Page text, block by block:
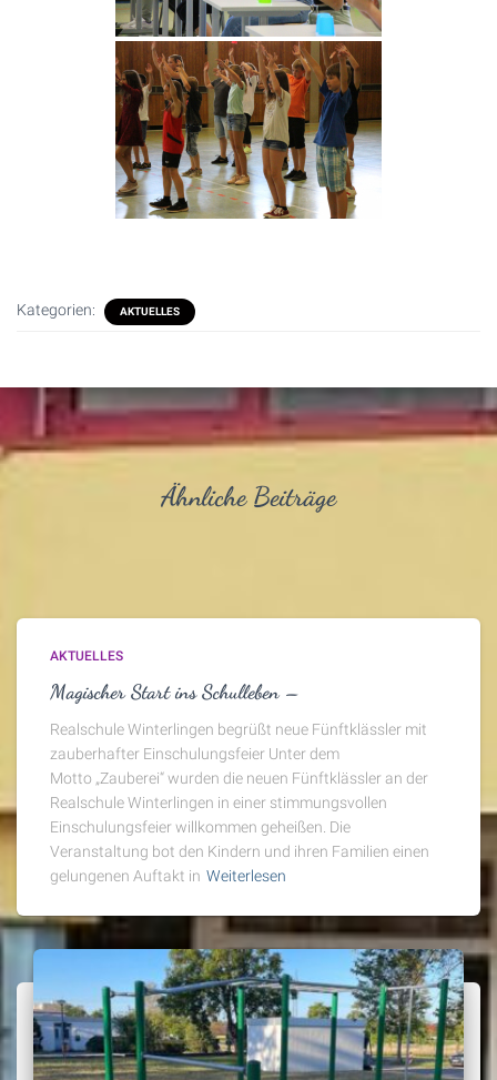
Kategorien: AKTUELLES
Ähnliche Beiträge
AKTUELLES
Magischer Start ins Schulleben –
Realschule Winterlingen begrüßt neue Fünftklässler mit
zauberhafter Einschulungsfeier Unter dem
Motto „Zauberei“ wurden die neuen Fünftklässler an der
Realschule Winterlingen in einer stimmungsvollen
Einschulungsfeier willkommen geheißen. Die
Veranstaltung bot den Kindern und ihren Familien einen
gelungenen Auftakt in Weiterlesen